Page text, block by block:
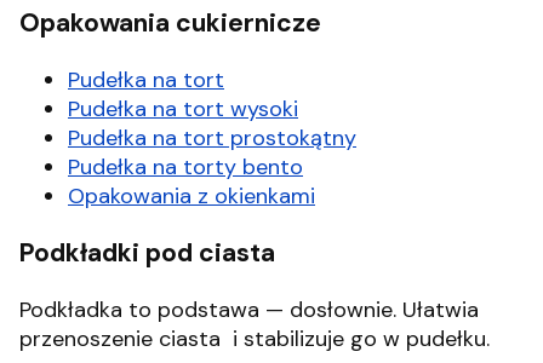
Opakowania cukiernicze
Pudełka na tort
Pudełka na tort wysoki
Pudełka na tort prostokątny
Pudełka na torty bento
Opakowania z okienkami
Podkładki pod ciasta
Podkładka to podstawa — dosłownie. Ułatwia
przenoszenie ciasta i stabilizuje go w pudełku.